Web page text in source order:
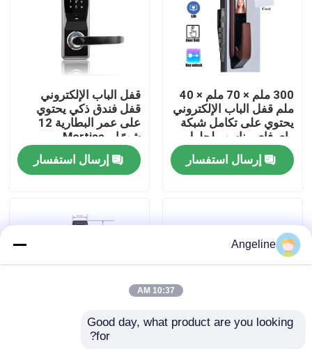
فيديوهات
معلومات عنا
جولة في المعمل
رقابة جودة
حالات
300 ملم × 70 ملم × 40
ملم قفل الباب الإلكتروني
يحتوي على تكامل شبكة
واي فاي مناسب لحلول
الأمن التجارية
إرسال استفسار
قفل الباب الإلكتروني
قفل فندق ذكي يحتوي
على عمر البطارية 12
شهرًا و Mortise
70x95mm 62x95mm
مناسبة لتحكم الوصول
إلى الفندق
إرسال استفسار
Angeline
10:37 AM
Good day, what product are you looking
for?